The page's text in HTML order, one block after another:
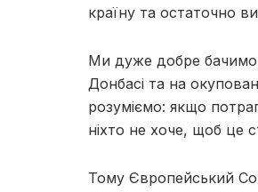
країну та остаточно
Ми дуже добре бачимо,
Донбасі та на
розуміємо: якщо
ніхто не хоче, щоб це
Тому Європейський